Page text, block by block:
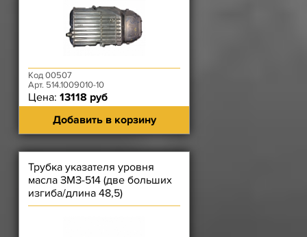
Код 00507
Арт. 514.1009010-10
Цена: 13118 руб
Добавить в корзину
Трубка указателя уровня
масла ЗМЗ-514 (две больших
изгиба/длина 48,5)